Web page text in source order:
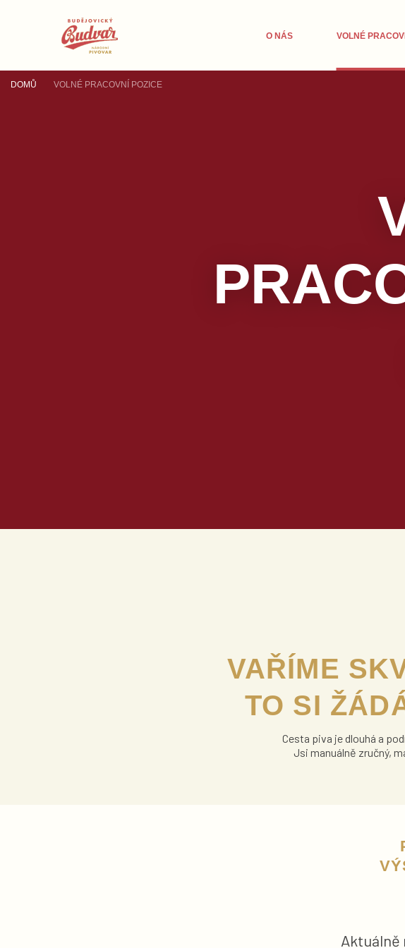
O NÁS VOLNÉ
DOMŮ VOLNÉ PRACOVNÍ POZICE
VAŘÍME
TO SI
Cesta piva je dlouhá a
Jsi manuálně zručný,
Aktuálně